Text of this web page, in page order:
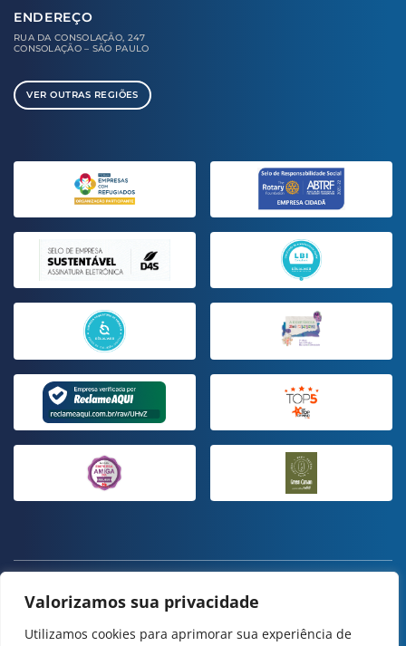
Valorizamos sua privacidade
Utilizamos cookies para aprimorar sua experiência de
ENDEREÇO
RUA DA CONSOLAÇÃO, 247
CONSOLAÇÃO – SÃO PAULO
VER OUTRAS REGIÕES
NOSSOSTERMOS DE USO E POLÍTICA DE PRIVACIDADE